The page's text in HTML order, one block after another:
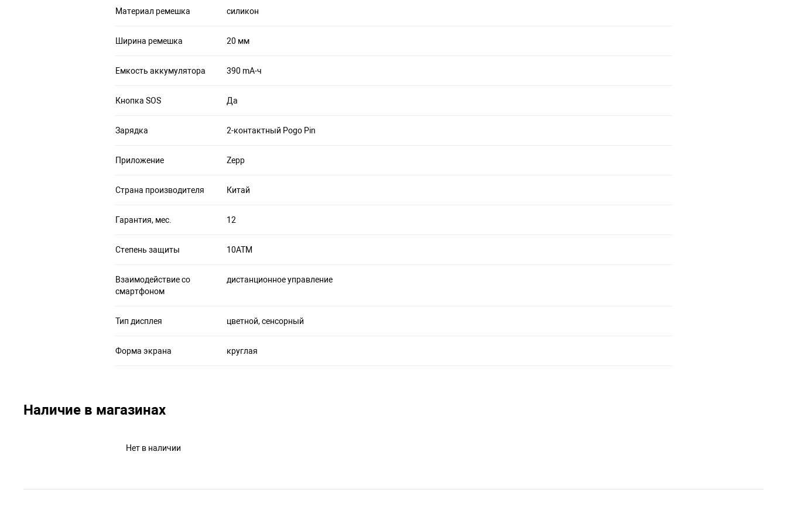
Материал ремешка силикон
Ширина ремешка 20 мм
Емкость аккумулятора 390 mA-ч
Кнопка SOS Да
Зарядка 2-контактный Pogo Pin
Приложение Zepp
Страна производителя Китай
Гарантия, мес. 12
Степень защиты 10ATM
Взаимодействие со
смартфоном
дистанционное управление
Тип дисплея цветной, сенсорный
Форма экрана круглая
Наличие в магазинах
Нет в наличии